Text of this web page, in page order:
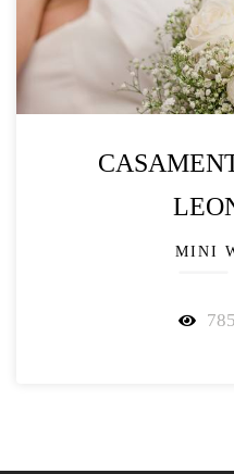
MINI
785